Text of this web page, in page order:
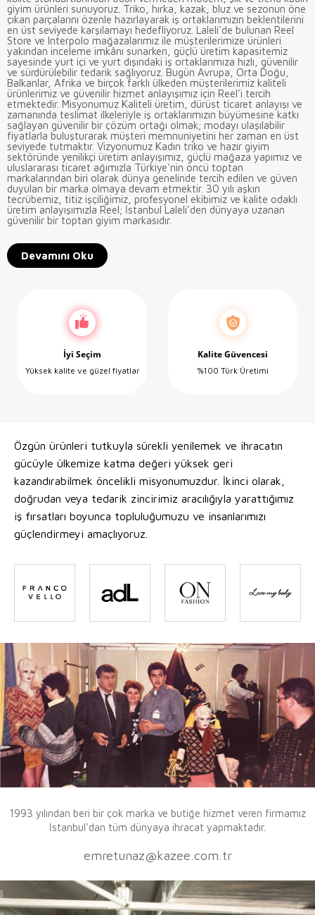
giyim ürünleri sunuyoruz. Triko, hırka, kazak, bluz ve sezonun öne
çıkan parçalarını özenle hazırlayarak iş ortaklarımızın beklentilerini
en üst seviyede karşılamayı hedefliyoruz. Laleli'de bulunan Reel
Store ve Interpolo mağazalarımız ile müşterilerimize ürünleri
yakından inceleme imkânı sunarken, güçlü üretim kapasitemiz
sayesinde yurt içi ve yurt dışındaki iş ortaklarımıza hızlı, güvenilir
ve sürdürülebilir tedarik sağlıyoruz. Bugün Avrupa, Orta Doğu,
Balkanlar, Afrika ve birçok farklı ülkeden müşterilerimiz kaliteli
ürünlerimiz ve güvenilir hizmet anlayışımız için Reel'i tercih
etmektedir. Misyonumuz Kaliteli üretim, dürüst ticaret anlayışı ve
zamanında teslimat ilkeleriyle iş ortaklarımızın büyümesine katkı
sağlayan güvenilir bir çözüm ortağı olmak; modayı ulaşılabilir
fiyatlarla buluşturarak müşteri memnuniyetini her zaman en üst
seviyede tutmaktır. Vizyonumuz Kadın triko ve hazır giyim
sektöründe yenilikçi üretim anlayışımız, güçlü mağaza yapımız ve
uluslararası ticaret ağımızla Türkiye'nin öncü toptan
markalarından biri olarak dünya genelinde tercih edilen ve güven
duyulan bir marka olmaya devam etmektir. 30 yılı aşkın
tecrübemiz, titiz işçiliğimiz, profesyonel ekibimiz ve kalite odaklı
üretim anlayışımızla Reel; İstanbul Laleli'den dünyaya uzanan
güvenilir bir toptan giyim markasıdır.
Devamını Oku
İyi Seçim
Yüksek kalite ve güzel fiyatlar
Kalite Güvencesi
%100 Türk Üretimi
Özgün ürünleri tutkuyla sürekli yenilemek ve ihracatın
gücüyle ülkemize katma değeri yüksek geri
kazandırabilmek öncelikli misyonumuzdur. İkinci olarak,
doğrudan veya tedarik zincirimiz aracılığıyla yarattığımız
iş fırsatları boyunca topluluğumuzu ve insanlarımızı
güçlendirmeyi amaçlıyoruz.
1993 yılından beri bir çok marka ve butiğe hizmet veren firmamız
İstanbul'dan tüm dünyaya ihracat yapmaktadır.
emretunaz@kazee.com.tr